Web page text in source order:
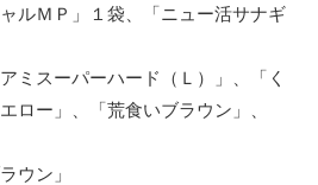
ルＭＰ」１袋、「ニュー活サナギ
アミスーパーハード（Ｌ）」、「く
ロー」、「荒食いブラウン」、
ウン」